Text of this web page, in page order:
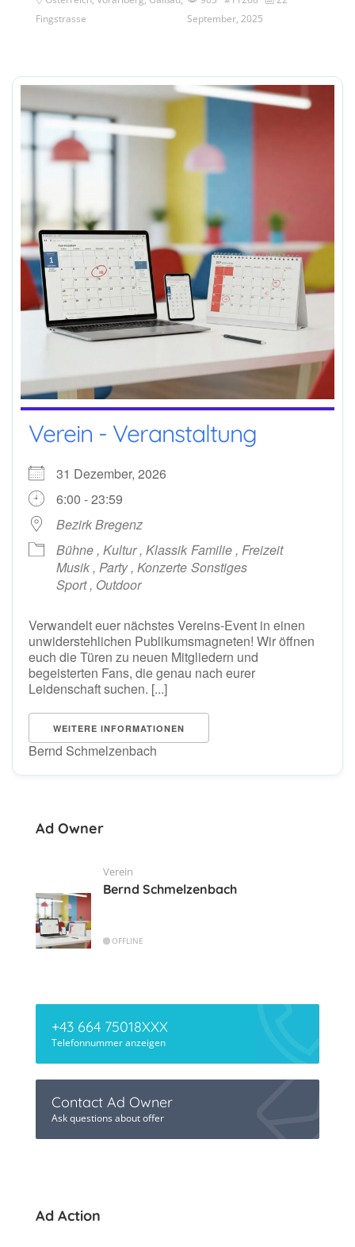
Fingstrasse
September, 2025
Verein - Veranstaltung
31 Dezember, 2026
6:00 - 23:59
Bezirk Bregenz
Bühne , Kultur , Klassik Familie , Freizeit
Musik , Party , Konzerte Sonstiges
Sport , Outdoor
Verwandelt euer nächstes Vereins-Event in einen
unwiderstehlichen Publikumsmagneten! Wir öffnen
euch die Türen zu neuen Mitgliedern und
begeisterten Fans, die genau nach eurer
Leidenschaft suchen. [...]
WEITERE INFORMATIONEN
Bernd Schmelzenbach
Ad Owner
Verein
Bernd Schmelzenbach
OFFLINE
+43 664 75018XXX
Telefonnummer anzeigen
Contact Ad Owner
Ask questions about offer
Ad Action